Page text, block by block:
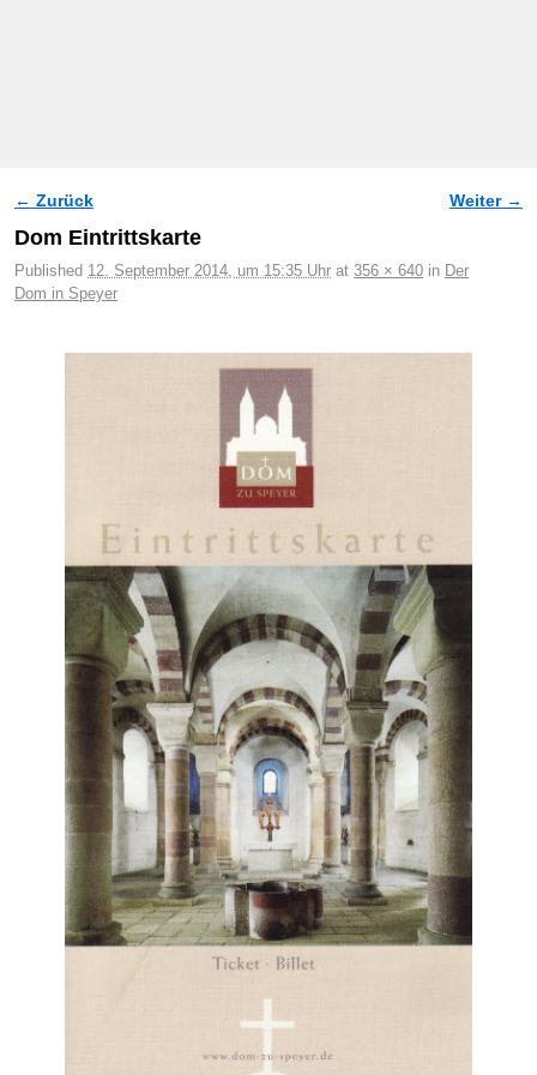
Bilder-Navigation
← Zurück Weiter →
Dom Eintrittskarte
Published 12. September 2014, um 15:35 Uhr at 356 × 640 in Der
Dom in Speyer